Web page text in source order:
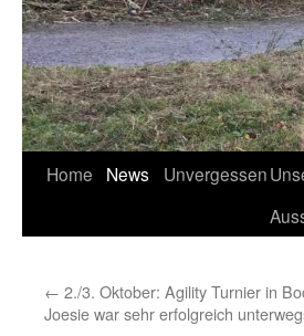
Home News Unvergessen
← 2./3. Oktober: Agility Turnier in
Joesie war sehr erfolgreich